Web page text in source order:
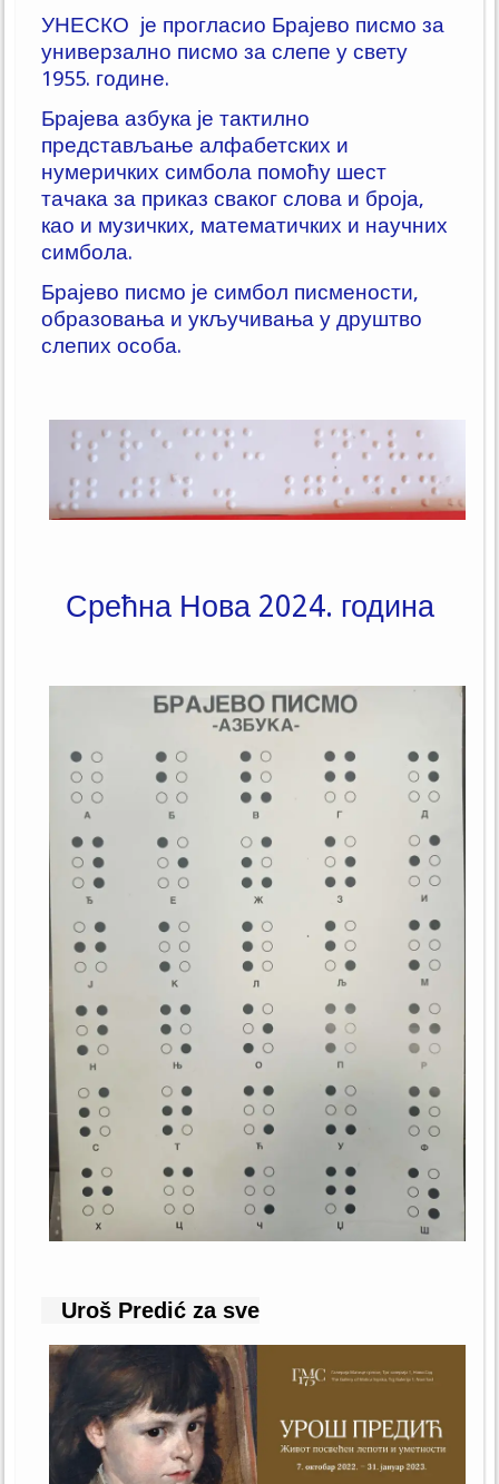
УНЕСКО је прогласио Брајево писмо за
универзално писмо за слепе у свету
1955. године.
Брајева азбука је тактилно
представљање алфабетских и
нумеричких симбола помоћу шест
тачака за приказ сваког слова и броја,
као и музичких, математичких и научних
симбола.
Брајево писмо је симбол писмености,
образовања и укључивања у друштво
слепих особа.
Срећна Нова 2024. година
Uroš Predić za sve